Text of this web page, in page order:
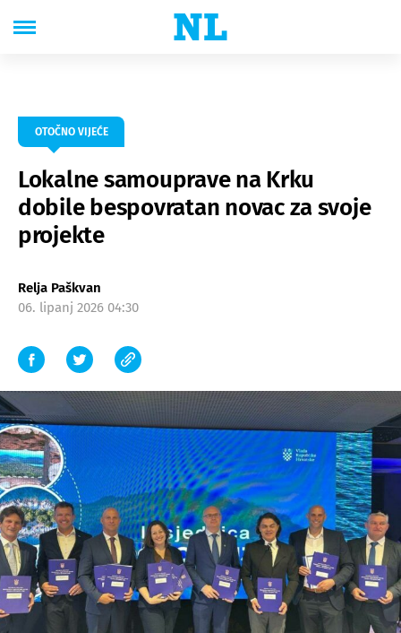
OTOČNO VIJEĆE
Lokalne samouprave na Krku
dobile bespovratan novac za svoje
projekte
Relja Paškvan
06. lipanj 2026 04:30